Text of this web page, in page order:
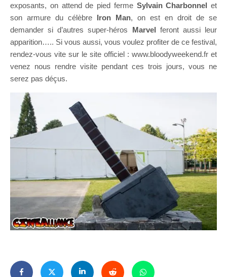
exposants, on attend de pied ferme Sylvain Charbonnel et
son armure du célèbre Iron Man, on est en droit de se
demander si d’autres super-héros Marvel feront aussi leur
apparition….. Si vous aussi, vous voulez profiter de ce festival,
rendez-vous vite sur le site officiel : www.bloodyweekend.fr et
venez nous rendre visite pendant ces trois jours, vous ne
serez pas déçus.